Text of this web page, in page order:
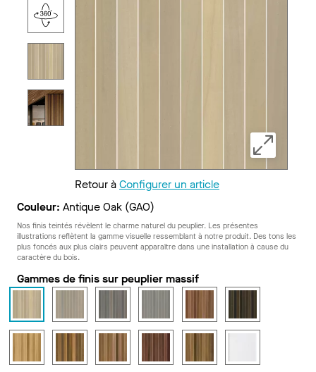
Retour àConfigurer un article
Couleur: Antique Oak (GAO)
Nos finis teintés révèlent le charme naturel du peuplier. Les présentes
illustrations reflètent la gamme visuelle ressemblant à notre produit. Des tons les
plus foncés aux plus clairs peuvent apparaître dans une installation à cause du
caractère du bois.
Gammes de finis sur peuplier massif